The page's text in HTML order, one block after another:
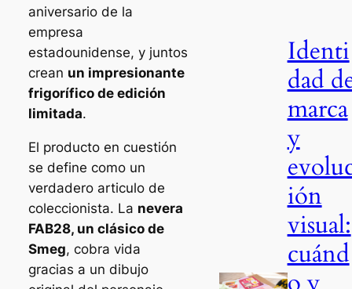
aniversario de la
empresa
estadounidense, y juntos
crean un impresionante
frigorífico de edición
limitada.
El producto en cuestión
se define como un
verdadero articulo de
coleccionista. La nevera
FAB28, un clásico de
Smeg, cobra vida
gracias a un dibujo
Identi
dad
marca
y
ión
visual:
cuánd